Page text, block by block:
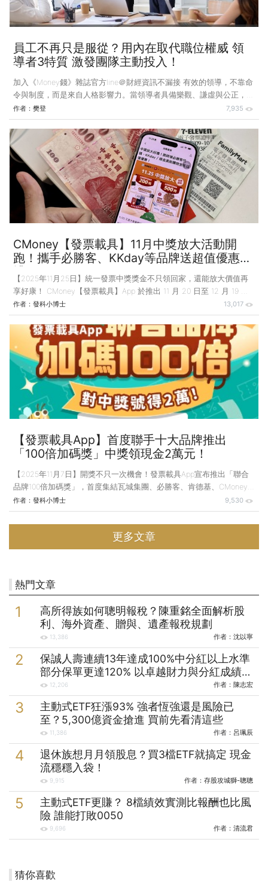
員工不再只是服從？用內在取代職位權威 領
導者3特質 激發團隊主動投入！
加入《Money錢》雜誌官方line＠財經資訊不漏接 有效的領導，不靠命
令與制度，而是來自人格影響力。當領導者具備樂觀、謙虛與公正，員
工不再只是服從安排，而會主動投入，組織也因此建立起能穿越不確定
性的長期韌性。 引領員工成長的前提，是讓領導者成為值得追隨的
人，讓員工能夠、願意被領導者所影響。這種影響力不是來自職位賦予
的權威，而是源於領導者內在特質所散發出的影響力，其中，樂觀、謙
虛與公正構成了領導力的3大支柱，它們共同打造了領導者引領他人成
長的領導格局。 ▋樂觀 被忽視的科學精神 讓團隊追求卓越 一提到科
學精神，大多數人腦海中浮現的是
作者： 樊登 7,935
CMoney【發票載具】11月中獎放大活動開
跑！攜手必勝客、KKday等品牌送超值優惠好
禮
【2025年11月25日】統一發票中獎獎金不只領回家，還能放大價值再
享好康！ CMoney【發票載具】App 於推出 11 月 20 日至 12 月 19 日
間推出「中獎放大」限定活動，只要符合 114 年 9–10 月統一發票中獎
200 元或 500 元，即可進入活動頁面領取專屬獎勵，攜手
GREENGOLD綠金、必勝客、KKday 等品牌送出大優惠，讓好運延續再
加倍！ 發票獎金翻倍放大 四大品牌超值回饋等獨家優惠登場
CMoney【發票載具】App 本期中獎放大活動為了回饋用戶，從生活各
方面帶來好運優惠，包含美妝保健、知識學習、人氣美食
作者： 發科小博士 13,017
【發票載具App】首度聯手十大品牌推出
「100倍加碼獎」中獎領現金2萬元！
【2025年11月7日】開獎不只一次機會！發票載具App宣布推出「聯合
品牌100倍加碼獎」，首度集結瓦城集團、必勝客、肯德基、CMoney
等10家品牌共同參與，打造年底最強開獎盛事。 活動期間為
2025/11/07（五）至2025/12/31（三），並將於 2026年1月25日（日）
統一發票開獎日同步公布加碼獎號。凡於活動期間，至指定品牌消費並
將雲端發票存入【發票載具】App 的用戶，就有機會在開獎當天中獎再
領現金2萬元！ 中獎即領2萬元！三步驟輕鬆參加 活動期間，用戶只需
作者： 發科小博士 9,530
更多文章
熱門文章
高所得族如何聰明報稅？陳重銘全面解析股
利、海外資產、贈與、遺產報稅規劃
13,386 作者： 沈以寧
保誠人壽連續13年達成100%中分紅以上水準
部分保單更達120% 以卓越財力與分紅成績實
踐保戶承諾
12,206 作者： 陳志宏
主動式ETF狂漲93% 強者恆強還是風險已
至？5,300億資金搶進 買前先看清這些
11,386 作者： 呂珮辰
退休族想月月領股息？買3檔ETF就搞定 現金
流穩穩入袋！
9,915 作者： 存股攻城獅-聰聰
主動式ETF更賺？ 8檔績效實測比報酬也比風
險 誰能打敗0050
9,696 作者： 清流君
猜你喜歡